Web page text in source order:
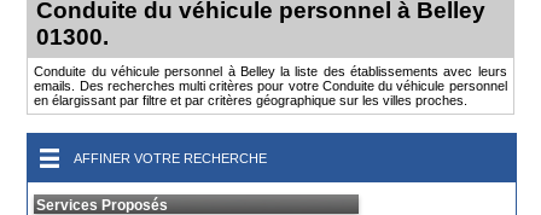
Conduite du véhicule personnel à Belley
01300.
Conduite du véhicule personnel à Belley la liste des établissements avec leurs
emails. Des recherches multi critères pour votre Conduite du véhicule personnel
en élargissant par filtre et par critères géographique sur les villes proches.
AFFINER VOTRE RECHERCHE
Services Proposés